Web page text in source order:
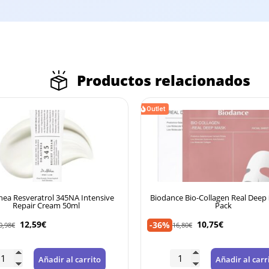
Productos relacionados
Bio-Collagen Real Deep Mask 4-
Pack
16,80 € 10,75
Añadir al carrito
Outlet
Beauty of Joseon Protector
50ml
-45% 18,16 € 9,99€
Añadir al